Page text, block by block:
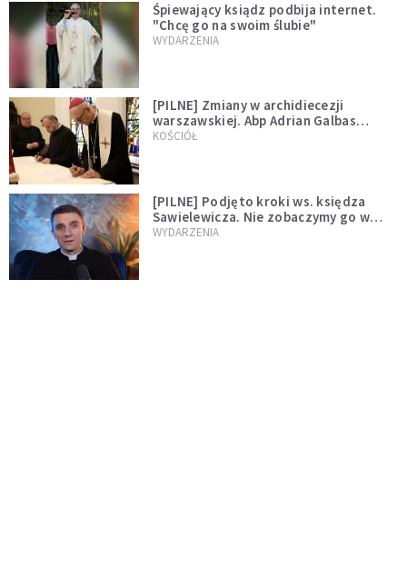
Śpiewający ksiądz podbija internet.
"Chcę go na swoim ślubie"
WYDARZENIA
[PILNE] Zmiany w archidiecezji
warszawskiej. Abp Adrian Galbas
wręczył dekrety nowym proboszczom
KOŚCIÓŁ
[PILNE] Podjęto kroki ws. księdza
Sawielewicza. Nie zobaczymy go w
mediach
WYDARZENIA